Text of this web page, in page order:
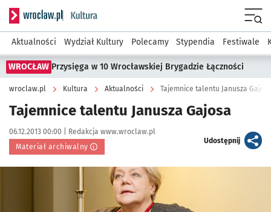
Serwis informacyjny wroclaw.pl podserwis: Kultura
Aktualności Wydział Kultury Polecamy Stypendia Festiwale
WROCŁAW Przysięga w 10 Wrocławskiej Brygadzie Łączności
wroclaw.pl Kultura Aktualności Tajemnice talentu Janusza
Tajemnice talentu Janusza Gajosa
Data publikacji:
06.12.2013 00:00 | Autor:
Redakcja www.wroclaw.pl
Materiał archiwalny
Udostępnijartykuł